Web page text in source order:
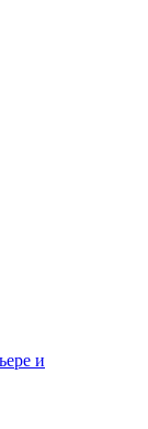
и